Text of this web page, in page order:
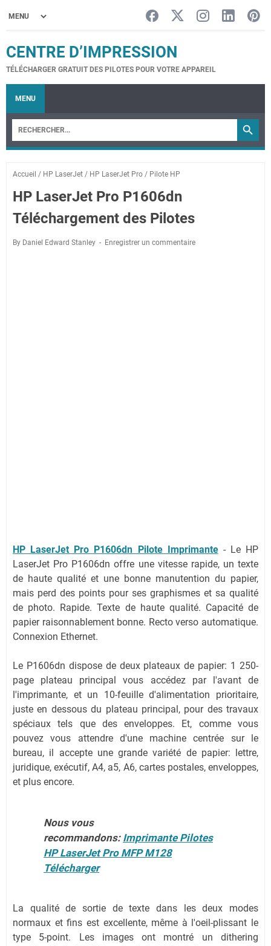
CENTRE D’IMPRESSION
TÉLÉCHARGER GRATUIT DES PILOTES POUR VOTRE APPAREIL
MENU
Accueil / HP LaserJet / HP LaserJet Pro / Pilote HP
HP LaserJet Pro P1606dn
Téléchargement des Pilotes
By Daniel Edward Stanley Enregistrer un commentaire
HP LaserJet Pro P1606dn Pilote Imprimante- Le HP
LaserJet Pro P1606dn offre une vitesse rapide, un texte
de haute qualité et une bonne manutention du papier,
mais perd des points pour ses graphismes et sa qualité
de photo. Rapide. Texte de haute qualité. Capacité de
papier raisonnablement bonne. Recto verso automatique.
Connexion Ethernet.
Le P1606dn dispose de deux plateaux de papier: 1 250-
page plateau principal vous accédez par l'avant de
l'imprimante, et un 10-feuille d'alimentation prioritaire,
juste en dessous du plateau principal, pour des travaux
spéciaux tels que des enveloppes. Et, comme vous
pouvez vous attendre d'une machine centrée sur le
bureau, il accepte une grande variété de papier: lettre,
juridique, exécutif, A4, a5, A6, cartes postales, enveloppes,
et plus encore.
Nous vous
recommandons: Imprimante Pilotes
HP LaserJet Pro MFP M128
Télécharger
La qualité de sortie de texte dans les deux modes
normaux et fins est excellente, même à l'oeil-plissant le
type 5-point. Les images ont montré un dithering